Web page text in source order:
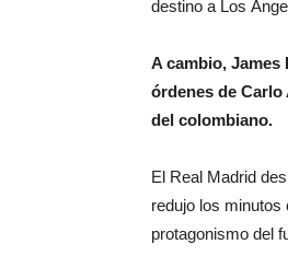
destino a Los
A cambio, James
órdenes de
del colombiano.
El Real Madrid
redujo los minutos
protagonismo del